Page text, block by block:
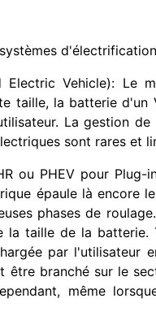
Electric Vehicle): Le
taille, la batterie d'un
La gestion
sont rares et
ou PHEV pour
épaule là encore
phases de
taille de la batterie.
par l'utilisateur
être branché sur le
même